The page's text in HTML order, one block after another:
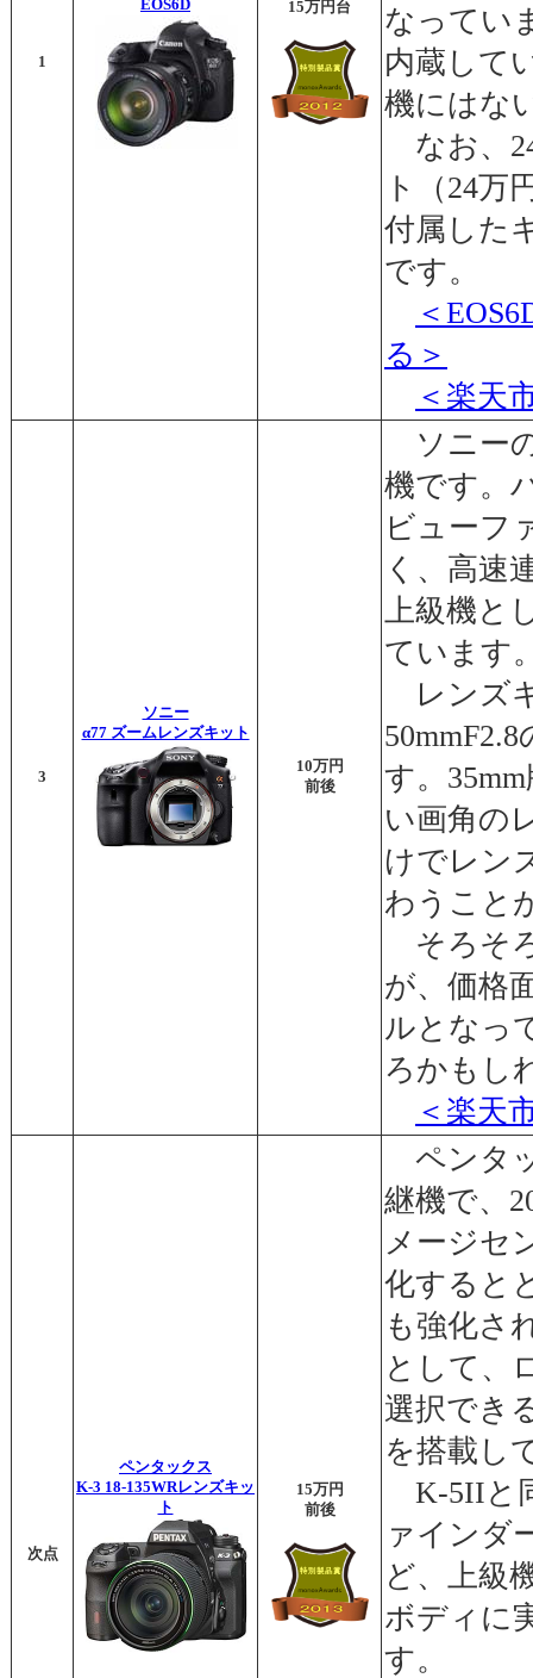
1
EOS6D 15万円台
なってい
内蔵して
機にはな
なお、
ト（24万
付属した
です。
＜
る＞
＜楽天
3
ソニー
α77 ズームレンズキット
10万円
前後
ソニー
機です。
ビューフ
く、高速
上級機と
ています
レンズ
す。
い画角の
けでレン
わうこと
そろそ
が、価格
ルとなっ
ろかもし
＜楽天
次点
ペンタックス
K-3 18-135WRレンズキッ
ト
15万円
前後
ペンタ
継機で、
メージセ
化すると
も強化さ
として、
選択でき
を搭載し
K-5IIと
ァインダ
ど、上級
ボディに
す。